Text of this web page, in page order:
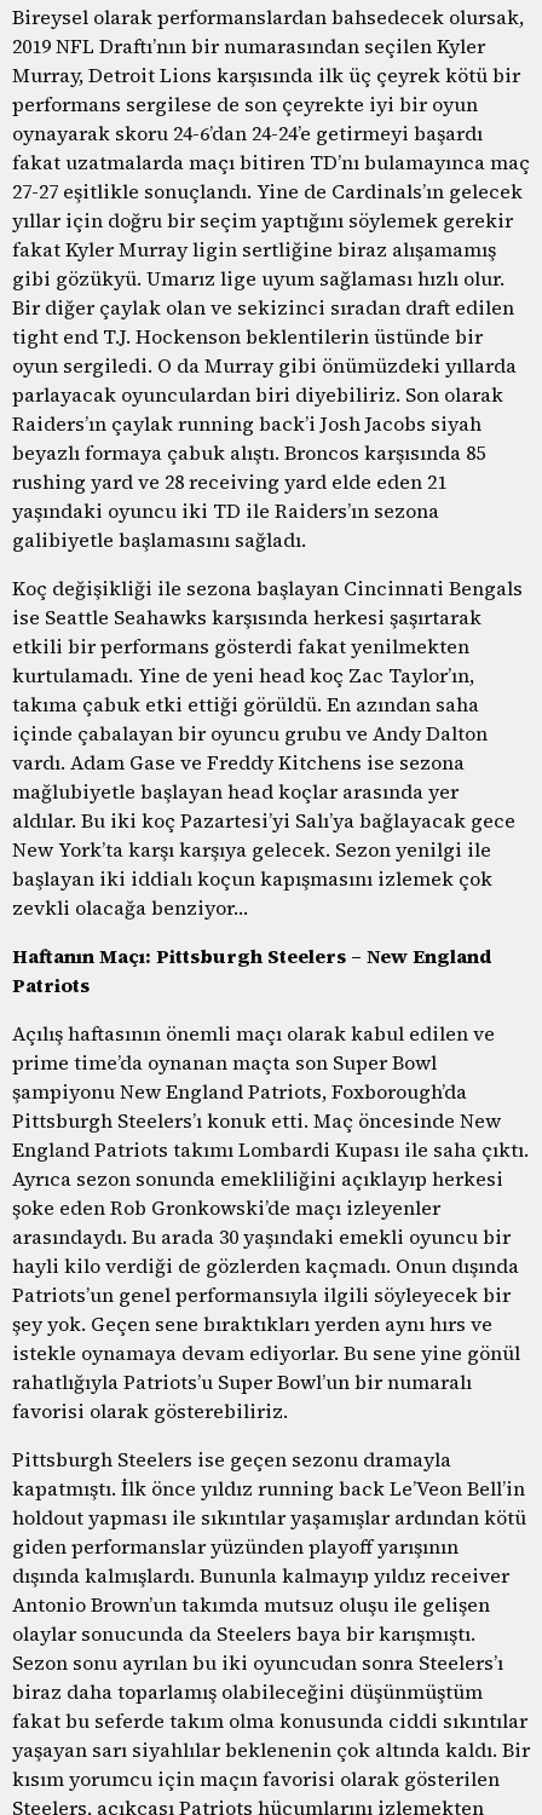
Bireysel olarak performanslardan bahsedecek olursak,
2019 NFL Draftı’nın bir numarasından seçilen Kyler
Murray, Detroit Lions karşısında ilk üç çeyrek kötü bir
performans sergilese de son çeyrekte iyi bir oyun
oynayarak skoru 24-6’dan 24-24’e getirmeyi başardı
fakat uzatmalarda maçı bitiren TD’nı bulamayınca maç
27-27 eşitlikle sonuçlandı. Yine de Cardinals’ın gelecek
yıllar için doğru bir seçim yaptığını söylemek gerekir
fakat Kyler Murray ligin sertliğine biraz alışamamış
gibi gözükyü. Umarız lige uyum sağlaması hızlı olur.
Bir diğer çaylak olan ve sekizinci sıradan draft edilen
tight end T.J. Hockenson beklentilerin üstünde bir
oyun sergiledi. O da Murray gibi önümüzdeki yıllarda
parlayacak oyunculardan biri diyebiliriz. Son olarak
Raiders’ın çaylak running back’i Josh Jacobs siyah
beyazlı formaya çabuk alıştı. Broncos karşısında 85
rushing yard ve 28 receiving yard elde eden 21
yaşındaki oyuncu iki TD ile Raiders’ın sezona
galibiyetle başlamasını sağladı.
Koç değişikliği ile sezona başlayan Cincinnati Bengals
ise Seattle Seahawks karşısında herkesi şaşırtarak
etkili bir performans gösterdi fakat yenilmekten
kurtulamadı. Yine de yeni head koç Zac Taylor’ın,
takıma çabuk etki ettiği görüldü. En azından saha
içinde çabalayan bir oyuncu grubu ve Andy Dalton
vardı. Adam Gase ve Freddy Kitchens ise sezona
mağlubiyetle başlayan head koçlar arasında yer
aldılar. Bu iki koç Pazartesi’yi Salı’ya bağlayacak gece
New York’ta karşı karşıya gelecek. Sezon yenilgi ile
başlayan iki iddialı koçun kapışmasını izlemek çok
zevkli olacağa benziyor…
Haftanın Maçı: Pittsburgh Steelers – New England
Patriots
Açılış haftasının önemli maçı olarak kabul edilen ve
prime time’da oynanan maçta son Super Bowl
şampiyonu New England Patriots, Foxborough’da
Pittsburgh Steelers’ı konuk etti. Maç öncesinde New
England Patriots takımı Lombardi Kupası ile saha çıktı.
Ayrıca sezon sonunda emekliliğini açıklayıp herkesi
şoke eden Rob Gronkowski’de maçı izleyenler
arasındaydı. Bu arada 30 yaşındaki emekli oyuncu bir
hayli kilo verdiği de gözlerden kaçmadı. Onun dışında
Patriots’un genel performansıyla ilgili söyleyecek bir
şey yok. Geçen sene bıraktıkları yerden aynı hırs ve
istekle oynamaya devam ediyorlar. Bu sene yine gönül
rahatlığıyla Patriots’u Super Bowl’un bir numaralı
favorisi olarak gösterebiliriz.
Pittsburgh Steelers ise geçen sezonu dramayla
kapatmıştı. İlk önce yıldız running back Le’Veon Bell’in
holdout yapması ile sıkıntılar yaşamışlar ardından kötü
giden performanslar yüzünden playoff yarışının
dışında kalmışlardı. Bununla kalmayıp yıldız receiver
Antonio Brown’un takımda mutsuz oluşu ile gelişen
olaylar sonucunda da Steelers baya bir karışmıştı.
Sezon sonu ayrılan bu iki oyuncudan sonra Steelers’ı
biraz daha toparlamış olabileceğini düşünmüştüm
fakat bu seferde takım olma konusunda ciddi sıkıntılar
yaşayan sarı siyahlılar beklenenin çok altında kaldı. Bir
kısım yorumcu için maçın favorisi olarak gösterilen
Steelers, açıkçası Patriots hücumlarını izlemekten